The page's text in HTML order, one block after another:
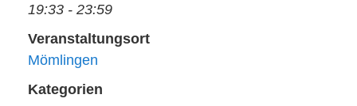
19:33 - 23:59
Veranstaltungsort
Mömlingen
Kategorien